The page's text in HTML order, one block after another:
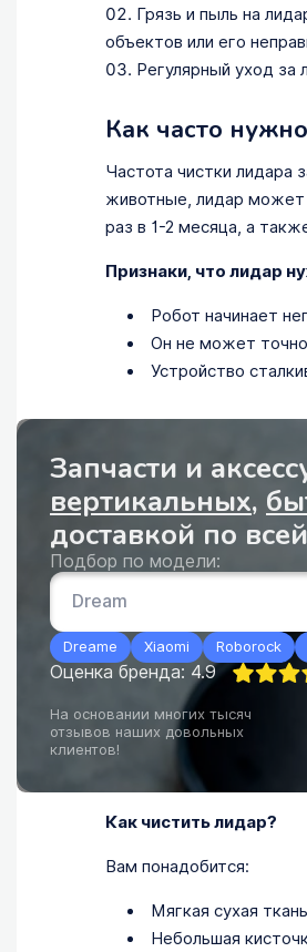
Грязь и пыль на
объектов или его
Регулярный уход за
Как часто
Частота чистки лидара
животные, лидар может
раз в 1-2 месяца, а
Признаки, что лидар
Робот начинает
Он не может
Устройство
Запчасти и
вертикальных,
доставкой по
Подбор по модели:
Dreame Xiaomi Roborock
Оценка бренда: 4.9
На основании многих тысяч
отзывов наших довольных
клиентов!
Как чистить лидар?
Вам понадобится:
Мягкая сухая
Небольшая